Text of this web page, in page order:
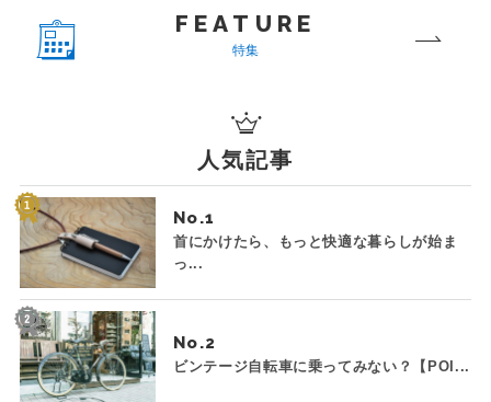
FEATURE
特集
人気記事
No.
首にかけたら、もっと快適な暮らしが始ま
っ...
No.
ビンテージ自転車に乗ってみない？【POI...